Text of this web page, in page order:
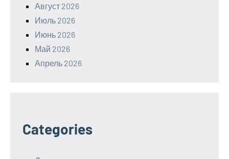
Август 2026
Июль 2026
Июнь 2026
Май 2026
Апрель 2026
Categories